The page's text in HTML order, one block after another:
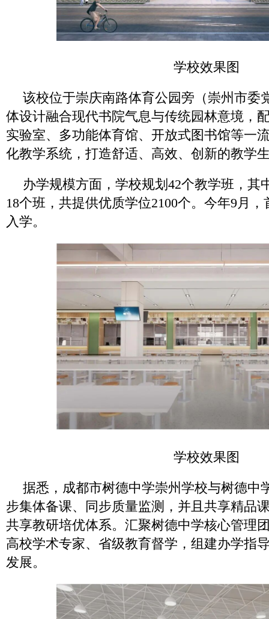
学校效果图
该校位于崇庆南路体育公园旁（崇州市委
体设计融合现代书院气息与传统园林意境，
实验室、多功能体育馆、开放式图书馆等一
化教学系统，打造舒适、高效、创新的教学
办学规模方面，学校规划42个教学班，其
18个班，共提供优质学位2100个。今年9月
入学。
学校效果图
据悉，成都市树德中学崇州学校与树德中
步集体备课、同步质量监测，并且共享精品
共享教研培优体系。汇聚树德中学核心管理
高校学术专家、省级教育督学，组建办学指
发展。